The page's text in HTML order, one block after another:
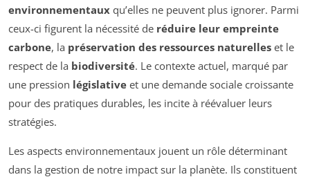
environnementaux qu’elles ne peuvent plus ignorer. Parmi
ceux-ci figurent la nécessité de réduire leur empreinte
carbone, la préservation des ressources naturelles et le
respect de la biodiversité. Le contexte actuel, marqué par
une pression législative et une demande sociale croissante
pour des pratiques durables, les incite à réévaluer leurs
stratégies.
Les aspects environnementaux jouent un rôle déterminant
dans la gestion de notre impact sur la planète. Ils constituent